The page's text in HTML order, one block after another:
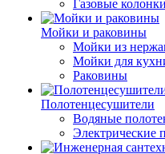
Газовые колонки
Мойки и раковины
Мойки из
Мойки для
Раковины
Полотенцесушители
Водяные
Электрические